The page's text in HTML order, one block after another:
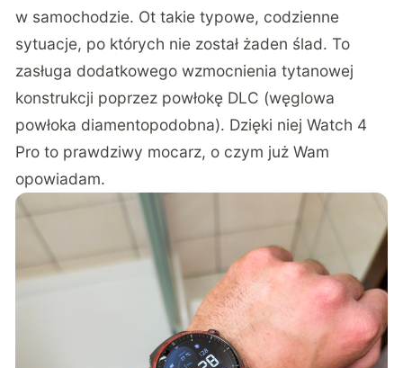
w samochodzie. Ot takie typowe, codzienne
sytuacje, po których nie został żaden ślad. To
zasługa dodatkowego wzmocnienia tytanowej
konstrukcji poprzez powłokę DLC (węglowa
powłoka diamentopodobna). Dzięki niej Watch 4
Pro to prawdziwy mocarz, o czym już Wam
opowiadam.